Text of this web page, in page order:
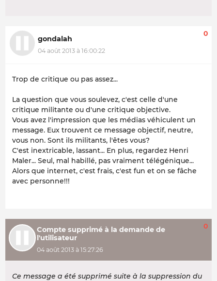
gondalah
04 août 2013 à 16:00:22
0
Trop de critique ou pas assez...
La question que vous soulevez, c'est celle d'une
critique militante ou d'une critique objective.
Vous avez l'impression que les médias véhiculent un
message. Eux trouvent ce message objectif, neutre,
vous non. Sont ils militants, l'êtes vous?
C'est inextricable, lassant... En plus, regardez Henri
Maler... Seul, mal habillé, pas vraiment télégénique...
Alors que internet, c'est frais, c'est fun et on se fâche
avec personne!!!
Compte supprimé à la demande de
l'utilisateur
04 août 2013 à 15:27:26
0
Ce message a été supprimé suite à la suppression du